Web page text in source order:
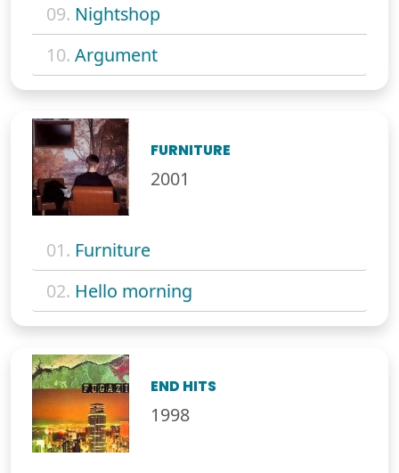
09. Nightshop
10. Argument
FURNITURE
2001
01. Furniture
02. Hello morning
END HITS
1998